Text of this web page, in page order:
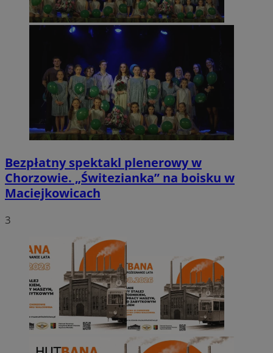
Bezpłatny spektakl plenerowy w
Chorzowie. „Świtezianka” na boisku w
Maciejkowicach
3